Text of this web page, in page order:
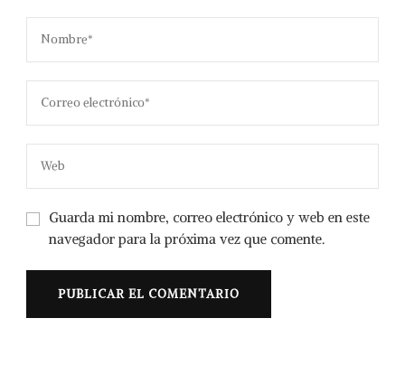
Guarda mi nombre, correo electrónico y web en este
navegador para la próxima vez que comente.